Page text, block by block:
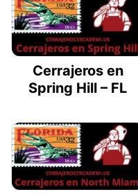
Cerrajeros en
Spring Hill – FL